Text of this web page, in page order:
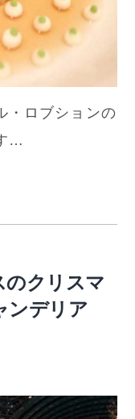
・ロブションの
…
のクリスマ
ンデリア